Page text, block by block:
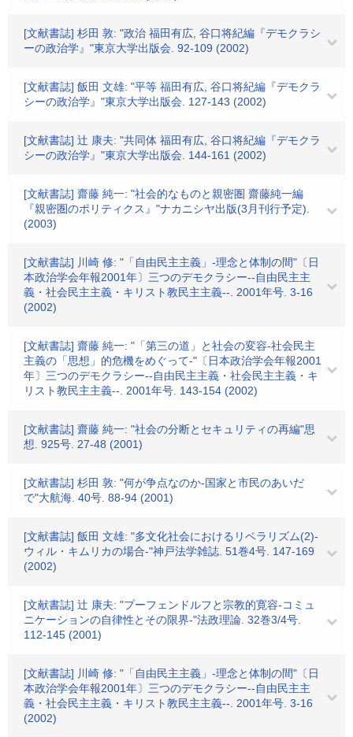
[文献書誌] 杉田 敦: "政治 福田有広, 谷口将紀編『デモクラシ
ーの政治学』"東京大学出版会. 92-109 (2002)
[文献書誌] 飯田 文雄: "平等 福田有広, 谷口将紀編『デモクラ
シーの政治学』"東京大学出版会. 127-143 (2002)
[文献書誌] 辻 康夫: "共同体 福田有広, 谷口将紀編『デモクラ
シーの政治学』"東京大学出版会. 144-161 (2002)
[文献書誌] 齋藤 純一: "社会的なものと親密圏 齋藤純一編
『親密圏のポリティクス』"ナカニシヤ出版(3月刊行予定).
(2003)
[文献書誌] 川崎 修: "「自由民主主義」-理念と体制の間"〔日
本政治学会年報2001年〕三つのデモクラシー--自由民主主
義・社会民主主義・キリスト教民主主義--. 2001年号. 3-16
(2002)
[文献書誌] 齋藤 純一: "「第三の道」と社会の変容-社会民主
主義の「思想」的危機をめぐって-"〔日本政治学会年報2001
年〕三つのデモクラシー--自由民主主義・社会民主主義・キ
リスト教民主主義--. 2001年号. 143-154 (2002)
[文献書誌] 齋藤 純一: "社会の分断とセキュリティの再編"思
想. 925号. 27-48 (2001)
[文献書誌] 杉田 敦: "何が争点なのか-国家と市民のあいだ
で"大航海. 40号. 88-94 (2001)
[文献書誌] 飯田 文雄: "多文化社会におけるリベラリズム(2)-
ウィル・キムリカの場合-"神戸法学雑誌. 51巻4号. 147-169
(2002)
[文献書誌] 辻 康夫: "プーフェンドルフと宗教的寛容-コミュ
ニケーションの自律性とその限界-"法政理論. 32巻3/4号.
112-145 (2001)
[文献書誌] 川崎 修: "「自由民主主義」-理念と体制の間"〔日
本政治学会年報2001年〕三つのデモクラシー--自由民主主
義・社会民主主義・キリスト教民主主義--. 2001年号. 3-16
(2002)